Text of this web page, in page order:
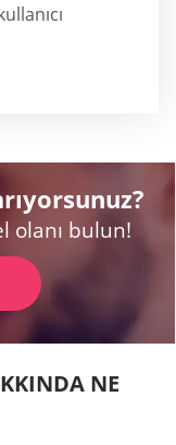
olanı bulun!
NE